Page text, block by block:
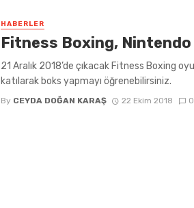
HABERLER
Fitness Boxing, Nintendo
21 Aralık 2018’de çıkacak Fitness Boxing
katılarak boks yapmayı öğrenebilirsiniz.
By CEYDA DOĞAN KARAŞ 22 Ekim 2018 0